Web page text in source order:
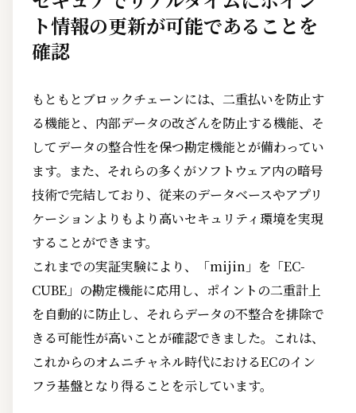
ト情報の更新が可能であることを
確認
もともとブロックチェーンには、二重払いを防止す
る機能と、内部データの改ざんを防止する機能、そ
してデータの整合性を保つ勘定機能とが備わってい
ます。また、それらの多くがソフトウェア内の暗号
技術で完結しており、従来のデータベースやアプリ
ケーションよりもより高いセキュリティ環境を実現
することができます。
これまでの実証実験により、「mijin」を「EC-
CUBE」の勘定機能に応用し、ポイントの二重計上
を自動的に防止し、それらデータの不整合を排除で
きる可能性が高いことが確認できました。これは、
これからのオムニチャネル時代におけるECのイン
フラ基盤となり得ることを示しています。